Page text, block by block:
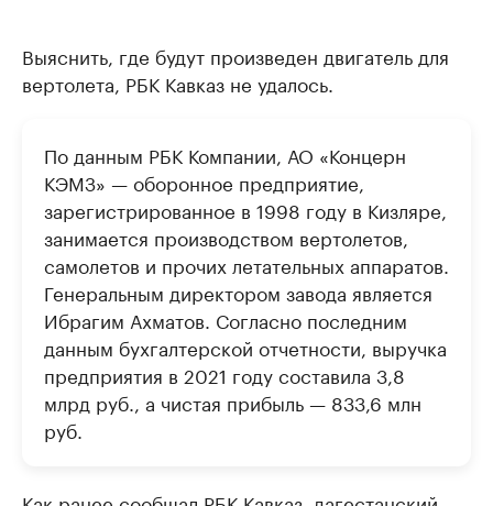
Выяснить, где будут произведен двигатель для
вертолета, РБК Кавказ не удалось.
По данным РБК Компании, АО «Концерн
КЭМЗ» — оборонное предприятие,
зарегистрированное в 1998 году в Кизляре,
занимается производством вертолетов,
самолетов и прочих летательных аппаратов.
Генеральным директором завода является
Ибрагим Ахматов. Согласно последним
данным бухгалтерской отчетности, выручка
предприятия в 2021 году составила 3,8
млрд руб., а чистая прибыль — 833,6 млн
руб.